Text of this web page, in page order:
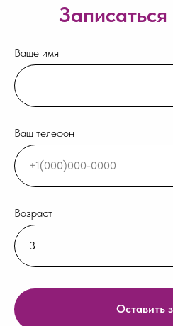
Ваше имя
Ваш телефон
Возраст
Оставить